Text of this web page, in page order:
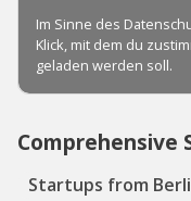
Comprehensive
Startups from